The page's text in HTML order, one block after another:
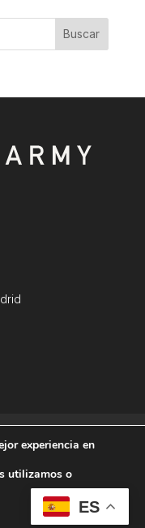
Buscar
de Cookies
Studio
ES
experiencia en
utilizamos o